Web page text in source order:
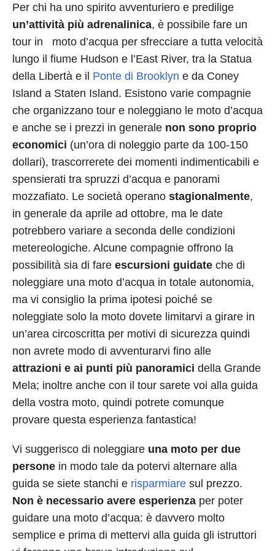
Per chi ha uno spirito avventuriero e predilige
un’attività più adrenalinica, è possibile fare un
tour in moto d’acqua per sfrecciare a tutta velocità
lungo il fiume Hudson e l’East River, tra la Statua
della Libertà e il Ponte di Brooklyn e da Coney
Island a Staten Island. Esistono varie compagnie
che organizzano tour e noleggiano le moto d’acqua
e anche se i prezzi in generale non sono proprio
economici (un’ora di noleggio parte da 100-150
dollari), trascorrerete dei momenti indimenticabili e
spensierati tra spruzzi d’acqua e panorami
mozzafiato. Le società operano stagionalmente,
in generale da aprile ad ottobre, ma le date
potrebbero variare a seconda delle condizioni
metereologiche. Alcune compagnie offrono la
possibilità sia di fare escursioni guidate che di
noleggiare una moto d’acqua in totale autonomia,
ma vi consiglio la prima ipotesi poiché se
noleggiate solo la moto dovete limitarvi a girare in
un’area circoscritta per motivi di sicurezza quindi
non avrete modo di avventurarvi fino alle
attrazioni e ai punti più panoramici della Grande
Mela; inoltre anche con il tour sarete voi alla guida
della vostra moto, quindi potrete comunque
provare questa esperienza fantastica!
Vi suggerisco di noleggiare una moto per due
persone in modo tale da potervi alternare alla
guida se siete stanchi e risparmiare sul prezzo.
Non è necessario avere esperienza per poter
guidare una moto d’acqua: è davvero molto
semplice e prima di mettervi alla guida gli istruttori